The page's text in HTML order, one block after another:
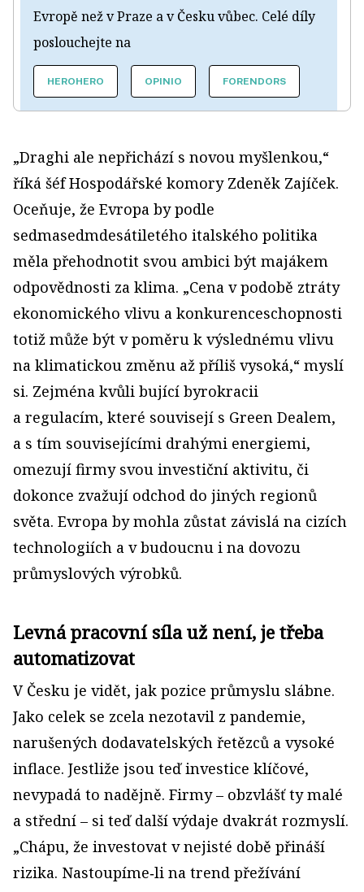
Evropě než v Praze a v Česku vůbec. Celé díly
poslouchejte na
HEROHERO OPINIO FORENDORS
„Draghi ale nepřichází s novou myšlenkou,“
říká šéf Hospodářské komory Zdeněk Zajíček.
Oceňuje, že Evropa by podle
sedmasedmdesátiletého italského politika
měla přehodnotit svou ambici být majákem
odpovědnosti za klima. „Cena v podobě ztráty
ekonomického vlivu a konkurenceschopnosti
totiž může být v poměru k výslednému vlivu
na klimatickou změnu až příliš vysoká,“ myslí
si. Zejména kvůli bující byrokracii
a regulacím, které souvisejí s Green Dealem,
a s tím souvisejícími drahými energiemi,
omezují firmy svou investiční aktivitu, či
dokonce zvažují odchod do jiných regionů
světa. Evropa by mohla zůstat závislá na cizích
technologiích a v budoucnu i na dovozu
průmyslových výrobků.
Levná pracovní síla už není, je třeba
automatizovat
V Česku je vidět, jak pozice průmyslu slábne.
Jako celek se zcela nezotavil z pandemie,
narušených dodavatelských řetězců a vysoké
inflace. Jestliže jsou teď investice klíčové,
nevypadá to nadějně. Firmy – obzvlášť ty malé
a střední – si teď další výdaje dvakrát rozmyslí.
„Chápu, že investovat v nejisté době přináší
rizika. Nastoupíme‑li na trend přežívání